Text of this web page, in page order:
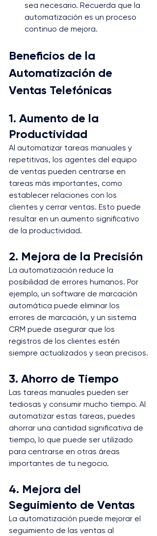
sea necesario. Recuerda que la
automatización es un proceso
continuo de mejora.
Beneficios de la
Automatización de
Ventas Telefónicas
1. Aumento de la
Productividad
Al automatizar tareas manuales y
repetitivas, los agentes del equipo
de ventas pueden centrarse en
tareas más importantes, como
establecer relaciones con los
clientes y cerrar ventas. Esto puede
resultar en un aumento significativo
de la productividad.
2. Mejora de la Precisión
La automatización reduce la
posibilidad de errores humanos. Por
ejemplo, un software de marcación
automática puede eliminar los
errores de marcación, y un sistema
CRM puede asegurar que los
registros de los clientes estén
siempre actualizados y sean precisos.
3. Ahorro de Tiempo
Las tareas manuales pueden ser
tediosas y consumir mucho tiempo. Al
automatizar estas tareas, puedes
ahorrar una cantidad significativa de
tiempo, lo que puede ser utilizado
para centrarse en otras áreas
importantes de tu negocio.
4. Mejora del
Seguimiento de Ventas
La automatización puede mejorar el
seguimiento de las ventas al